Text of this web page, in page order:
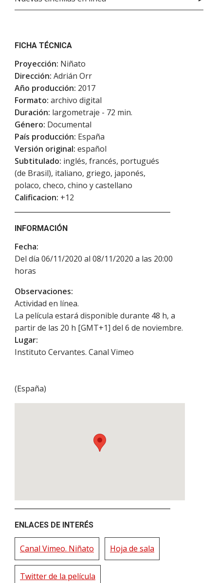
FICHA TÉCNICA
Proyección: Niñato
Dirección: Adrián Orr
Año producción: 2017
Formato: archivo digital
Duración: largometraje - 72 min.
Género: Documental
País producción: España
Versión original: español
Subtitulado: inglés, francés, portugués
(de Brasil), italiano, griego, japonés,
polaco, checo, chino y castellano
Calificacion: +12
INFORMACIÓN
Fecha:
Del día 06/11/2020 al 08/11/2020 a las 20:00
horas
Observaciones:
Actividad en línea.
La película estará disponible durante 48 h, a
partir de las 20 h [GMT+1] del 6 de noviembre.
Lugar:
Instituto Cervantes. Canal Vimeo
(España)
ENLACES DE INTERÉS
Canal Vimeo. Niñato Hoja de sala
Twitter de la película